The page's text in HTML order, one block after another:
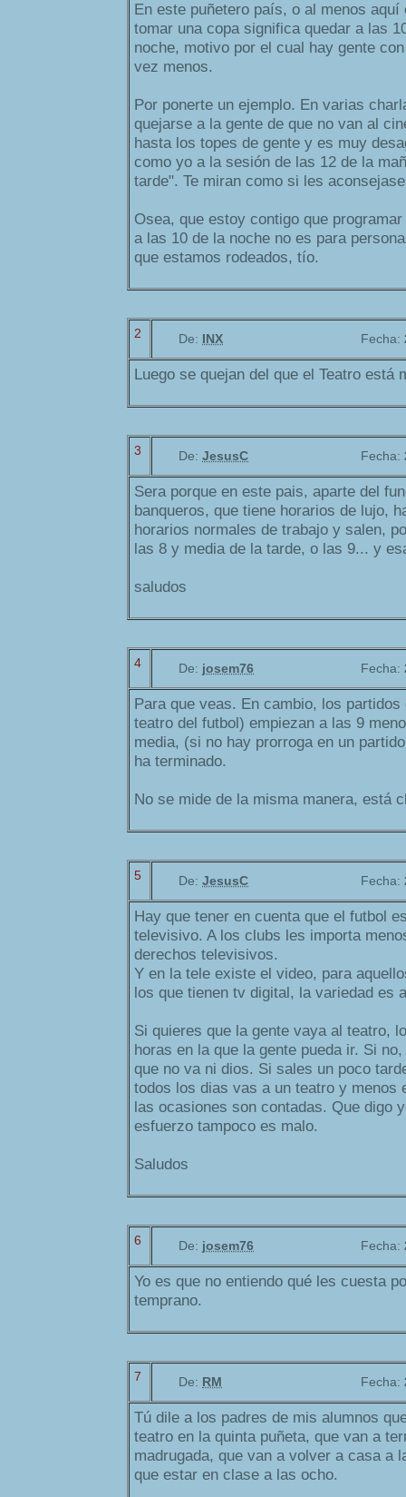
En este puñetero país, o al menos aquí
tomar una copa significa quedar a las
noche, motivo por el cual hay gente
vez menos.
Por ponerte un ejemplo. En varias
quejarse a la gente de que no van al
hasta los topes de gente y es muy
como yo a la sesión de las 12 de la
tarde". Te miran como si les
Osea, que estoy contigo que
a las 10 de la noche no es para
que estamos rodeados, tío.
2 De: INX Fecha:
Luego se quejan del que el Teatro está
3 De: JesusC Fecha:
Sera porque en este pais, aparte del
banqueros, que tiene horarios de lujo,
horarios normales de trabajo y salen,
las 8 y media de la tarde, o las 9... y
saludos
4 De: josem76 Fecha:
Para que veas. En cambio, los
teatro del futbol) empiezan a las 9
media, (si no hay prorroga en un
ha terminado.
No se mide de la misma manera, está
5 De: JesusC Fecha:
Hay que tener en cuenta que el futbol
televisivo. A los clubs les importa
derechos televisivos.
Y en la tele existe el video, para
los que tienen tv digital, la variedad es
Si quieres que la gente vaya al teatro,
horas en la que la gente pueda ir. Si
que no va ni dios. Si sales un poco
todos los dias vas a un teatro y menos
las ocasiones son contadas. Que digo
esfuerzo tampoco es malo.
Saludos
6 De: josem76 Fecha:
Yo es que no entiendo qué les cuesta
temprano.
7 De: RM Fecha:
Tú dile a los padres de mis alumnos
teatro en la quinta puñeta, que van a
madrugada, que van a volver a casa a
que estar en clase a las ocho.